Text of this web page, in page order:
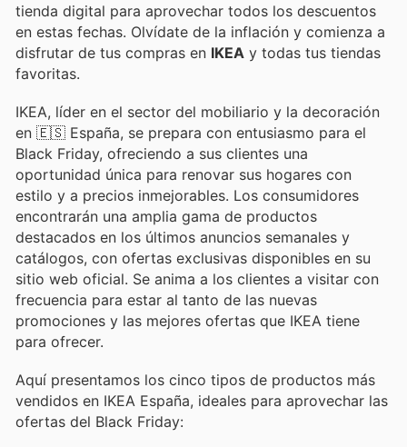
tienda digital para aprovechar todos los descuentos
en estas fechas. Olvídate de la inflación y comienza a
disfrutar de tus compras en IKEA y todas tus tiendas
favoritas.
IKEA, líder en el sector del mobiliario y la decoración
en 🇪🇸 España, se prepara con entusiasmo para el
Black Friday, ofreciendo a sus clientes una
oportunidad única para renovar sus hogares con
estilo y a precios inmejorables. Los consumidores
encontrarán una amplia gama de productos
destacados en los últimos anuncios semanales y
catálogos, con ofertas exclusivas disponibles en su
sitio web oficial. Se anima a los clientes a visitar con
frecuencia para estar al tanto de las nuevas
promociones y las mejores ofertas que IKEA tiene
para ofrecer.
Aquí presentamos los cinco tipos de productos más
vendidos en IKEA España, ideales para aprovechar las
ofertas del Black Friday: